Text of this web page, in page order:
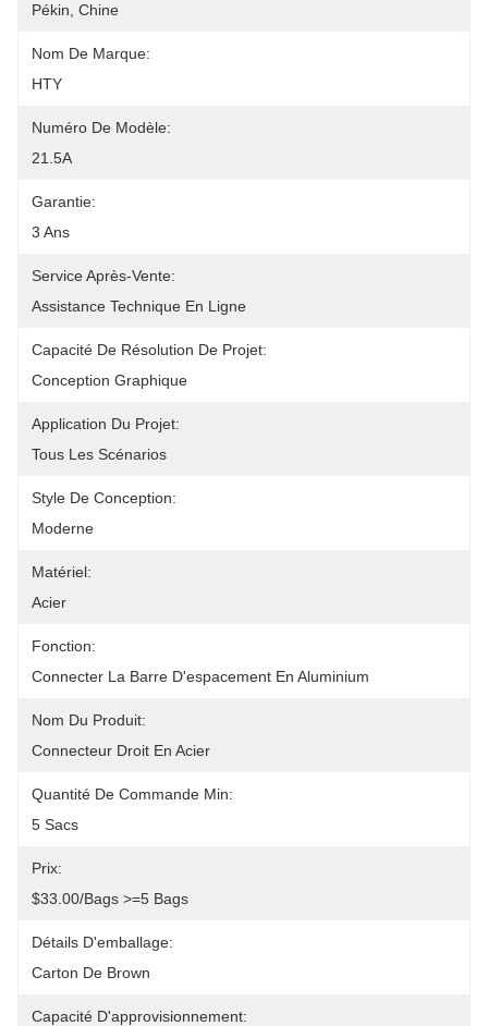
Pékin, Chine
Nom De Marque:
HTY
Numéro De Modèle:
21.5A
Garantie:
3 Ans
Service Après-Vente:
Assistance Technique En Ligne
Capacité De Résolution De Projet:
Conception Graphique
Application Du Projet:
Tous Les Scénarios
Style De Conception:
Moderne
Matériel:
Acier
Fonction:
Connecter La Barre D'espacement En Aluminium
Nom Du Produit:
Connecteur Droit En Acier
Quantité De Commande Min:
5 Sacs
Prix:
$33.00/bags >=5 Bags
Détails D'emballage:
Carton De Brown
Capacité D'approvisionnement: